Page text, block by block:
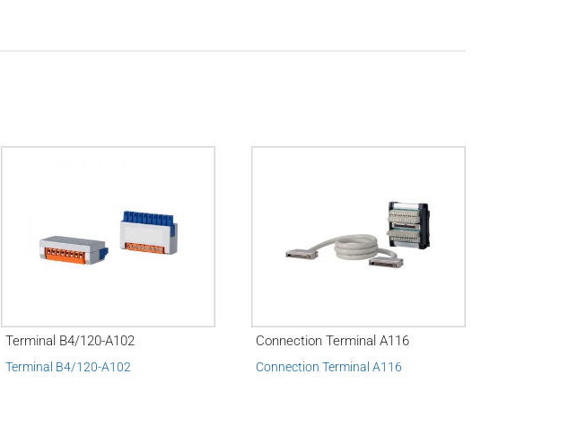
Terminal B4/120-A102
Terminal B4/120-A102
Connection Terminal A116
Connection Terminal A116